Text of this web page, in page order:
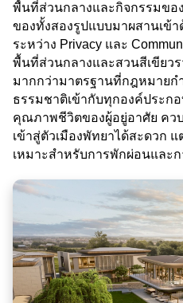
พื้นที่ส่วนกลางและกิจกรรมขอ
ของทั้งสองรูปแบบมาผสานเข้
ระหว่าง Privacy และ
พื้นที่ส่วนกลางและสวนสีเขียว
มากกว่ามาตรฐานที่กฎหมาย
ธรรมชาติเข้ากับทุกองค์ประกอ
คุณภาพชีวิตของผู้อยู่อาศัย คว
เข้าสู่ตัวเมืองพัทยาได้สะดวก
เหมาะสำหรับการพักผ่อนและก